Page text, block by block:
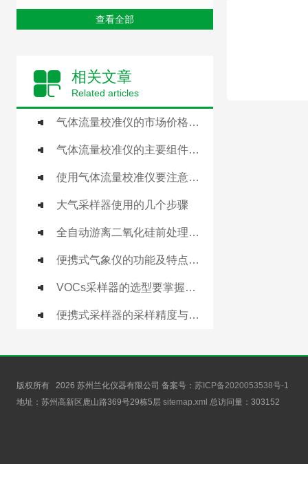
查看全部
相关文章
Related articles
气体流量校准仪的市场价格是什么样的？
气体流量校准仪的主要组件及操作流程
使用气体流量校准仪要注意这几点事项
大气采样器使用的几个步骤
全自动游离二氧化硅前处理工作站：职业健康检测的智能化突破
便携式气象仪的功能及特点说明
VOCs采样器的选型要掌握哪些内容？
便携式采样器的采样精度与可靠性分析
版权所有 2026 苏州兰化仪器有限公司 备案号： 苏ICP备2020053538号-1
地址：苏州高新区鹿山路369号29栋5层 sitemap.xml 总访问量： 303152